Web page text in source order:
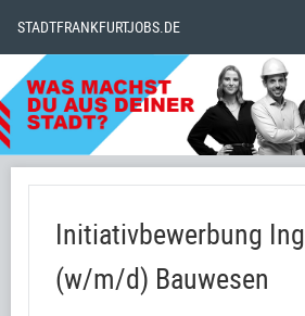
STADTFRANKFURTJOBS.DE
Initiativbewerbung
(w/m/d) Bauwesen